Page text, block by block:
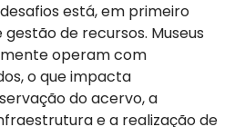
está, em primeiro
de recursos. Museus
operam com
o que impacta
do acervo, a
e a realização de